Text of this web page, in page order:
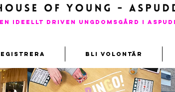
En ideellt driven ungdomsgård i
Bli volontär